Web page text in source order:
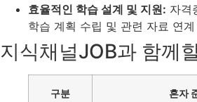
효율적인 학습 설계 및 지원: 자격
학습 계획 수립 및 관련 자료 연
지식채널JOB과 함께
구분 혼자